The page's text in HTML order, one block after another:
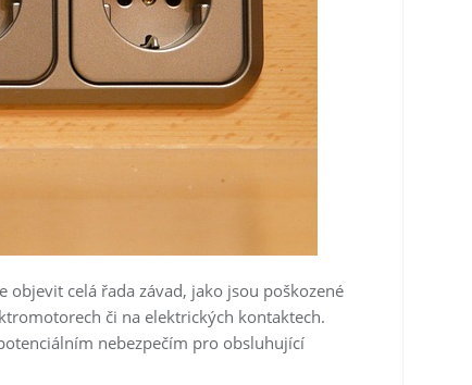
objevit celá řada závad, jako jsou poškozené
či na elektrických kontaktech.
nebezpečím pro obsluhující